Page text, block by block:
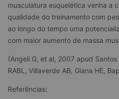
musculatura esquelética venha a
qualidade do treinamento com
ao longo do tempo uma
com maior aumento de massa
(Angeli G, et al, 2007 apud
RABL, Villaverde AB, Giana HE,
Referências: